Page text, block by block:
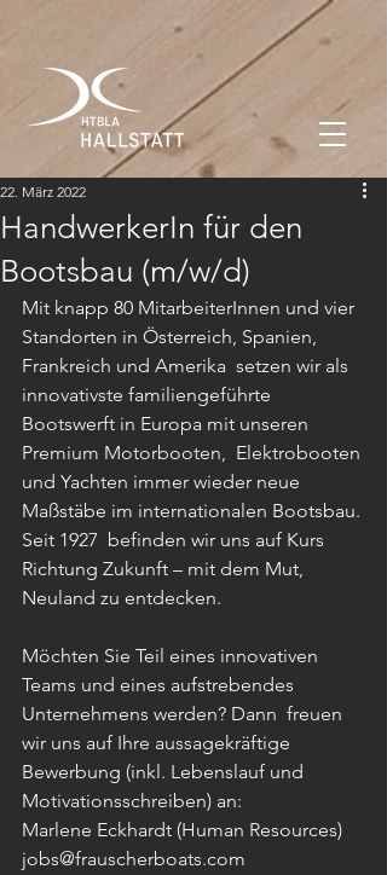
HandwerkerIn für den
Bootsbau (m/w/d)
22. März 2022
Mit knapp 80 MitarbeiterInnen und vier
Standorten in Österreich, Spanien,
Frankreich und Amerika  setzen wir als
innovativste familiengeführte
Bootswerft in Europa mit unseren
Premium Motorbooten,  Elektrobooten
und Yachten immer wieder neue
Maßstäbe im internationalen Bootsbau.
Seit 1927  befinden wir uns auf Kurs
Richtung Zukunft – mit dem Mut,
Neuland zu entdecken.
Möchten Sie Teil eines innovativen
Teams und eines aufstrebendes
Unternehmens werden? Dann  freuen
wir uns auf Ihre aussagekräftige
Bewerbung (inkl. Lebenslauf und
Motivationsschreiben) an:
Marlene Eckhardt (Human Resources)
jobs@frauscherboats.com